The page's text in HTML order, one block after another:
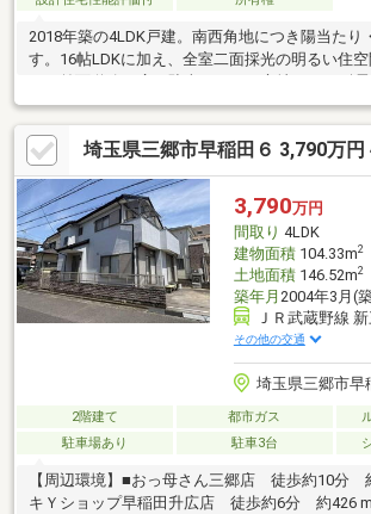
2018年築の4LDK戸建。南西角地につき陽当たり
す。16帖LDKに加え、全室二面採光の明るい住空
能評価を取得しており、子育て世帯にもおすす
南向きで陽当たり良好駐車2台可能な敷地16帖
面採光耐震等級3劣化対策等級3維持管理対策等
埼玉県三郷市早稲田６ 3,790万円
3,790万円
間取り 4LDK
建物面積104.33m2
土地面積146.52m2
築年月 2004年3月(
ＪＲ武蔵野線
その他の交通
埼玉県三郷市早
2階建て 都市ガス
駐車場あり
駐車3台
【周辺環境】■おっ母さん三郷店 徒歩約10分
キＹショップ早稲田升広店 徒歩約6分 約426